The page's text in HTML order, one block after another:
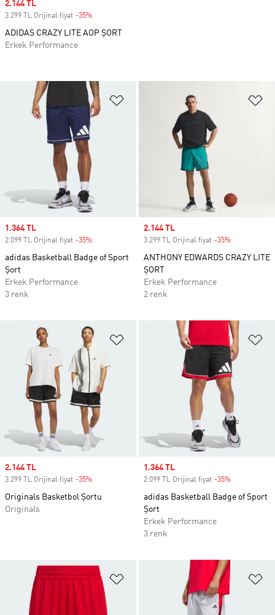
Favori Listesine Ekle
Sale price
1.364 TL
2.099 TL Orijinal fiyat -35%
adidas Basketball Badge of Sport
Şort
Erkek Performance
3 renk
Sale price
2.144 TL
3.299 TL Orijinal fiyat -35%
ANTHONY EDWARDS CRAZY LITE
ŞORT
Erkek Performance
2 renk
Favori Listesine Ekle
Sale price
2.144 TL
3.299 TL Orijinal fiyat -35%
Originals Basketbol Şortu
Originals
Sale price
1.364 TL
2.099 TL Orijinal fiyat -35%
adidas Basketball Badge of Sport
Şort
Erkek Performance
3 renk
Favori Listesine Ekle
Sale price
2.144 TL
3.299 TL Orijinal fiyat -35%
ADIDAS CRAZY LITE AOP ŞORT
Erkek Performance